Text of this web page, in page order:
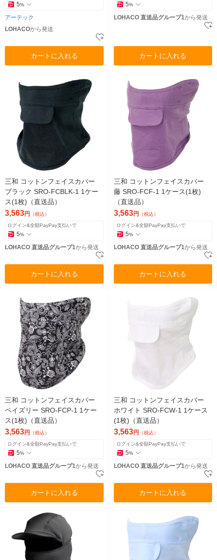
5%
アーテック
LOHACOから発送
カートに入れる
5%
LOHACO 直送品グループ1から発送
カートに入れる
三和 コットンフェイスカバー
ブラック SRO-FCBLK-1 1ケー
ス(1枚)（直送品）
3,563円 （税込）
ログイン&全額PayPay支払いで
5%
LOHACO 直送品グループ1から発送
カートに入れる
三和 コットンフェイスカバー
藤 SRO-FCF-1 1ケース(1枚)
（直送品）
3,563円 （税込）
ログイン&全額PayPay支払いで
5%
LOHACO 直送品グループ1から発送
カートに入れる
三和 コットンフェイスカバー
ペイズリー SRO-FCP-1 1ケー
ス(1枚)（直送品）
3,563円 （税込）
ログイン&全額PayPay支払いで
5%
LOHACO 直送品グループ1から発送
カートに入れる
三和 コットンフェイスカバー
ホワイト SRO-FCW-1 1ケース
(1枚)（直送品）
3,563円 （税込）
ログイン&全額PayPay支払いで
5%
LOHACO 直送品グループ1から発送
カートに入れる